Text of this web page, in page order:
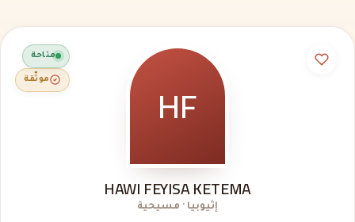
متاحة
موثّقة HF
HAWI FEYISA KETEMA
إثيوبيا · مسيحية